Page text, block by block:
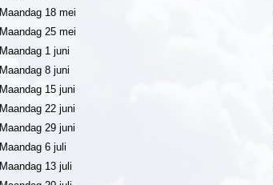
Maandag 18 mei
Maandag 25 mei
Maandag 1 juni
Maandag 8 juni
Maandag 15 juni
Maandag 22 juni
Maandag 29 juni
Maandag 6 juli
Maandag 13 juli